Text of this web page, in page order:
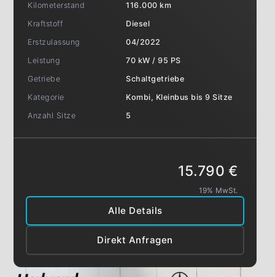
Kilometerstand
116.000 km
Kraftstoff
Diesel
Erstzulassung
04/2022
Leistung
70 kW / 95 PS
Getriebe
Schaltgetriebe
Kategorie
Kombi, Kleinbus bis 9 Sitze
Anzahl Sitze
5
Alle Details
Direkt Anfragen
15.790 €
19% MwSt.